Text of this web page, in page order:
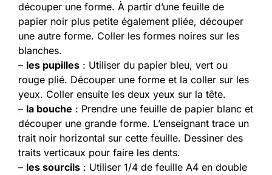
découper une forme. À partir d’une feuille de
papier noir plus petite également pliée, découper
une autre forme. Coller les formes noires sur les
blanches.
– les pupilles : Utiliser du papier bleu, vert ou
rouge plié. Découper une forme et la coller sur les
yeux. Coller ensuite les deux yeux sur la tête.
– la bouche : Prendre une feuille de papier blanc et
découper une grande forme. L’enseignant trace un
trait noir horizontal sur cette feuille. Dessiner des
traits verticaux pour faire les dents.
– les sourcils : Utiliser 1/4 de feuille A4 en double